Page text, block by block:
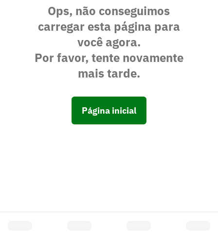
Ops, não conseguimos
carregar esta página para
você agora.
Por favor, tente novamente
mais tarde.
Página inicial